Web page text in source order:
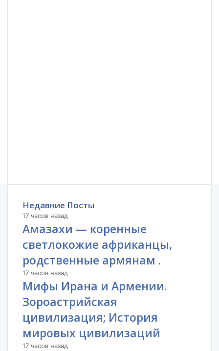
Недавние Посты
17 часов назад
Амазахи — коренные
светлокожие африканцы,
родственные армянам .
17 часов назад
Мифы Ирана и Армении.
Зороастрийская
цивилизация; История
мировых цивилизаций
17 часов назад